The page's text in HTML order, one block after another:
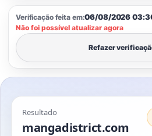
Verificação feita em:06/08/2026
Não foi possível atualizar agora
Refazer
Resultado
mangadistrict.com